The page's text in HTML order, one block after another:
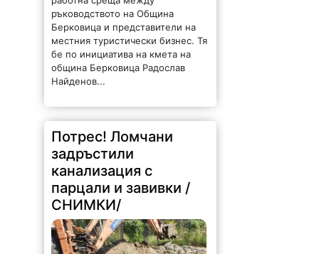
275 | 2026-08-07 15:12:52
При почистване на
канализационната мрежа на ул.
„Дядо Цеко Войвода“ в Лом
екипите на ВиК-Монтана са
открили изхвърлени в
канализацията, парцали, завивки,